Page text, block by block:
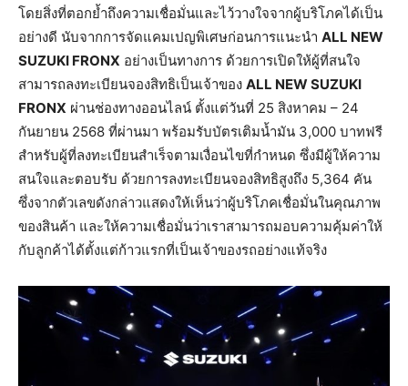
โดยสิ่งที่ตอกย้ำถึงความเชื่อมั่นและไว้วางใจจากผู้บริโภคได้เป็น
อย่างดี นับจากการจัดแคมเปญพิเศษก่อนการแนะนำ ALL NEW
SUZUKI FRONX อย่างเป็นทางการ ด้วยการเปิดให้ผู้ที่สนใจ
สามารถลงทะเบียนจองสิทธิเป็นเจ้าของ ALL NEW SUZUKI
FRONX ผ่านช่องทางออนไลน์ ตั้งแต่วันที่ 25 สิงหาคม – 24
กันยายน 2568 ที่ผ่านมา พร้อมรับบัตรเติมน้ำมัน 3,000 บาทฟรี
สำหรับผู้ที่ลงทะเบียนสำเร็จตามเงื่อนไขที่กำหนด ซึ่งมีผู้ให้ความ
สนใจและตอบรับ ด้วยการลงทะเบียนจองสิทธิสูงถึง 5,364 คัน
ซึ่งจากตัวเลขดังกล่าวแสดงให้เห็นว่าผู้บริโภคเชื่อมั่นในคุณภาพ
ของสินค้า และให้ความเชื่อมั่นว่าเราสามารถมอบความคุ้มค่าให้
กับลูกค้าได้ตั้งแต่ก้าวแรกที่เป็นเจ้าของรถอย่างแท้จริง